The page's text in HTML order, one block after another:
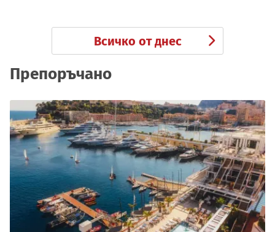
Всичко от днес
Препоръчано